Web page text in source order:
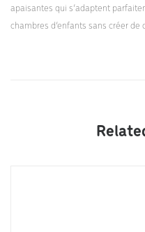
apaisantes qui s’adaptent
chambres d’enfants sans créer de